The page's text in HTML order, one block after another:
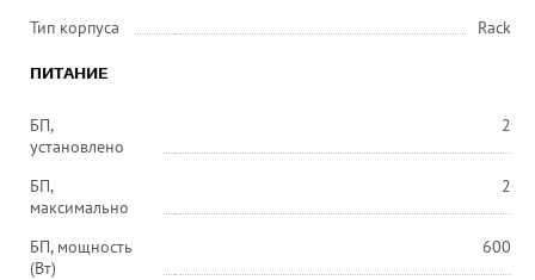
Тип корпуса Rack
ПИТАНИЕ
БП,
установлено
2
БП,
максимально
2
БП, мощность
(Вт)
600